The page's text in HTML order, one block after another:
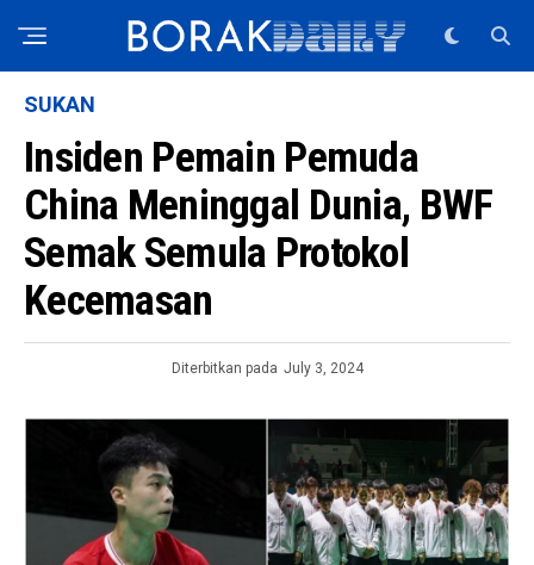
SUKAN
Insiden Pemain Pemuda
China Meninggal Dunia, BWF
Semak Semula Protokol
Kecemasan
Diterbitkan pada July 3, 2024